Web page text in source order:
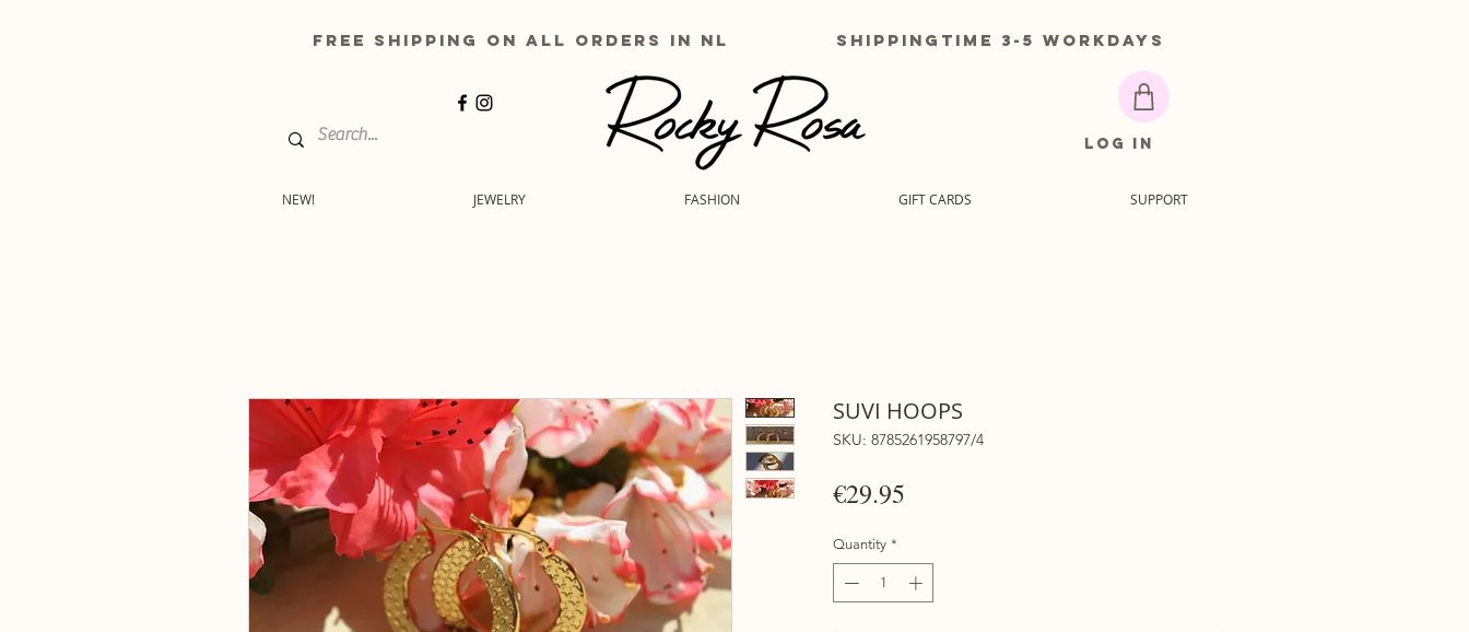
free shipping on all orders in nl shippingtime 3-5 workdays
NEW! JEWELRY FASHION GIFT CARDS SUPPORT
Log In
SUVI HOOPS
SKU: 8785261958797/4
€29.95
Quantity *